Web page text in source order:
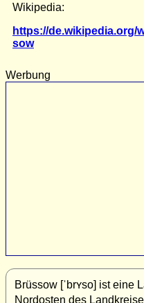
Wikipedia:
https://de.wikipedia.org/
sow
Werbung
Brüssow [ˈbrʏso] ist eine
Nordosten des